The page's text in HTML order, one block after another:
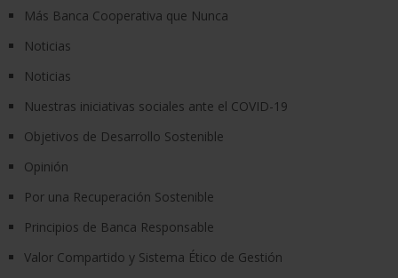
Más Banca Cooperativa que Nunca
Noticias
Noticias
Nuestras iniciativas sociales ante el COVID-19
Objetivos de Desarrollo Sostenible
Opinión
Por una Recuperación Sostenible
Principios de Banca Responsable
Valor Compartido y Sistema Ético de Gestión